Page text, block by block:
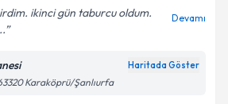
ikinci gün taburcu oldum.
Devamı
Haritada Göster
Karaköprü/Şanlıurfa